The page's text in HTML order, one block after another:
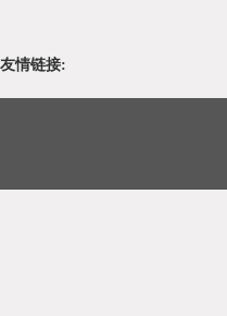
友情链接: